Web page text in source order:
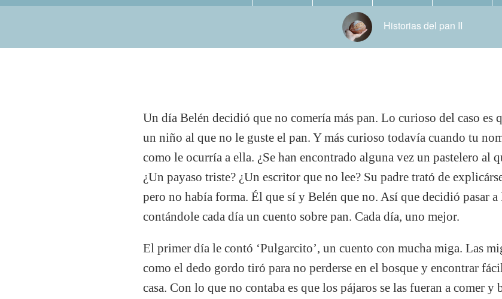
Historias del pan II
Un día Belén decidió que no comería más pan. Lo curioso del caso es
un niño al que no le guste el pan. Y más curioso todavía cuando tu
como le ocurría a ella. ¿Se han encontrado alguna vez un pastelero al
¿Un payaso triste? ¿Un escritor que no lee? Su padre trató de
pero no había forma. Él que sí y Belén que no. Así que decidió pasar
contándole cada día un cuento sobre pan. Cada día, uno mejor.
El primer día le contó ‘Pulgarcito’, un cuento con mucha miga. Las
como el dedo gordo tiró para no perderse en el bosque y encontrar
casa. Con lo que no contaba es que los pájaros se las fueran a comer y